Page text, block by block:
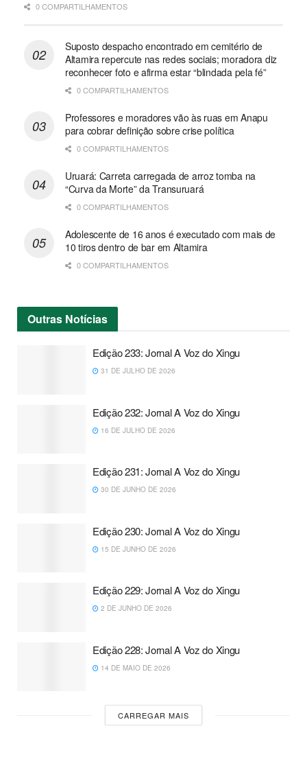
0 COMPARTILHAMENTOS
Suposto despacho encontrado em cemitério de
Altamira repercute nas redes sociais; moradora diz
reconhecer foto e afirma estar “blindada pela fé”
0 COMPARTILHAMENTOS
Professores e moradores vão às ruas em Anapu
para cobrar definição sobre crise política
0 COMPARTILHAMENTOS
Uruará: Carreta carregada de arroz tomba na
“Curva da Morte” da Transuruará
0 COMPARTILHAMENTOS
Adolescente de 16 anos é executado com mais de
10 tiros dentro de bar em Altamira
0 COMPARTILHAMENTOS
Outras Notícias
Edição 233: Jornal A Voz do Xingu
31 DE JULHO DE 2026
Edição 232: Jornal A Voz do Xingu
16 DE JULHO DE 2026
Edição 231: Jornal A Voz do Xingu
30 DE JUNHO DE 2026
Edição 230: Jornal A Voz do Xingu
15 DE JUNHO DE 2026
Edição 229: Jornal A Voz do Xingu
2 DE JUNHO DE 2026
Edição 228: Jornal A Voz do Xingu
14 DE MAIO DE 2026
CARREGAR MAIS